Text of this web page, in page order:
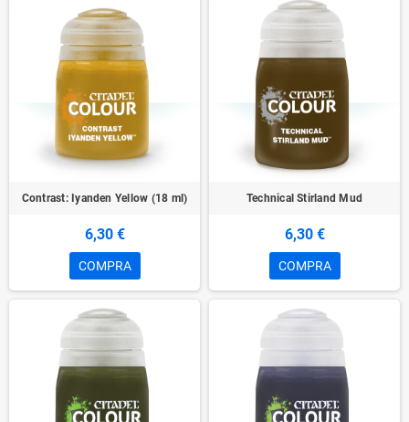
Contrast: Iyanden Yellow (18 ml)
6,30 €
COMPRA
Technical Stirland Mud
6,30 €
COMPRA